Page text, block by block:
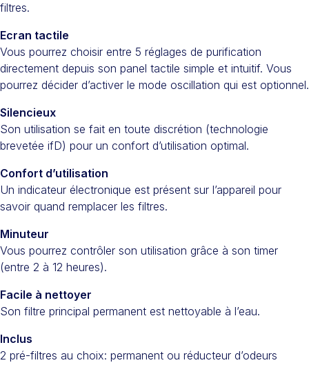
filtres.
Ecran tactile
Vous pourrez choisir entre 5 réglages de purification
directement depuis son panel tactile simple et intuitif. Vous
pourrez décider d’activer le mode oscillation qui est optionnel.
Silencieux
Son utilisation se fait en toute discrétion (technologie
brevetée ifD) pour un confort d’utilisation optimal.
Confort d’utilisation
Un indicateur électronique est présent sur l’appareil pour
savoir quand remplacer les filtres.
Minuteur
Vous pourrez contrôler son utilisation grâce à son timer
(entre 2 à 12 heures).
Facile à nettoyer
Son filtre principal permanent est nettoyable à l’eau.
Inclus
2 pré-filtres au choix: permanent ou réducteur d’odeurs